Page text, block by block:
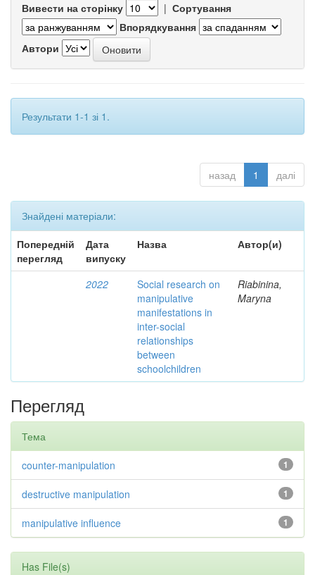
Вивести на сторінку | Сортування
Впорядкування
Автори
Результати 1-1 зі 1.
назад 1 далі
Знайдені матеріали:
Попередній
перегляд
Дата
випуску
Назва Автор(и)
2022
Social research on
manipulative
manifestations in
inter-social
relationships
between
schoolchildren
Riabinina,
Maryna
Перегляд
Тема
1
counter-manipulation
1
destructive manipulation
1
manipulative influence
Has File(s)